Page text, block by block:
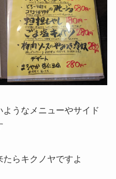
うなメニューやサイド
らキクノヤですよ